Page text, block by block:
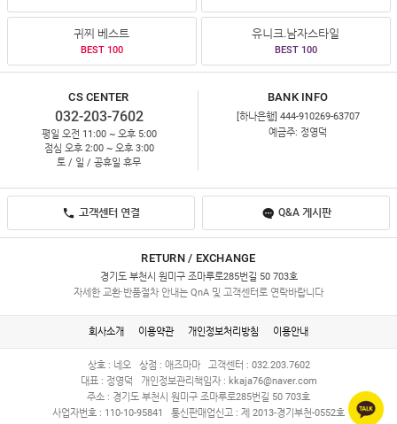
귀찌 베스트
BEST 100
유니크.남자스타일
BEST 100
CS CENTER
032-203-7602
평일 오전 11:00 ~ 오후 5:00
점심 오후 2:00 ~ 오후 3:00
토 / 일 / 공휴일 휴무
BANK INFO
[하나은행] 444-910269-63707
예금주: 정영덕
고객센터 연결 Q&A 게시판
RETURN / EXCHANGE
경기도 부천시 원미구 조마루로285번길 50 703호
자세한 교환·반품절차 안내는 QnA 및 고객센터로 연락바랍니다
회사소개 이용약관 개인정보처리방침 이용안내
상호 : 네오 상점 : 애즈마마
고객센터 : 032.203.7602
대표 : 정영덕
개인정보관리책임자 : kkaja76@naver.com
주소 : 경기도 부천시 원미구 조마루로285번길 50 703호
사업자번호 : 110-10-95841
통신판매업신고 : 제 2013-경기부천-0552호